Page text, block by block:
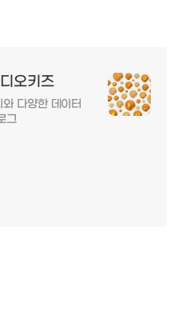
오키즈
다양한 데이터
그